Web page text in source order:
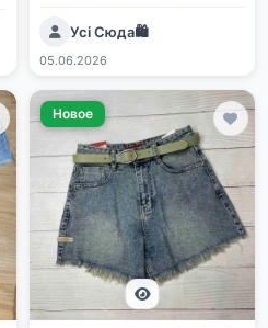
Усі Сюда🛍️
05.06.2026
Новое